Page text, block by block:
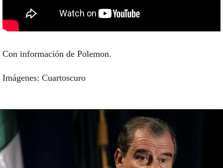
Con información de Polemon.
Imágenes: Cuartoscuro